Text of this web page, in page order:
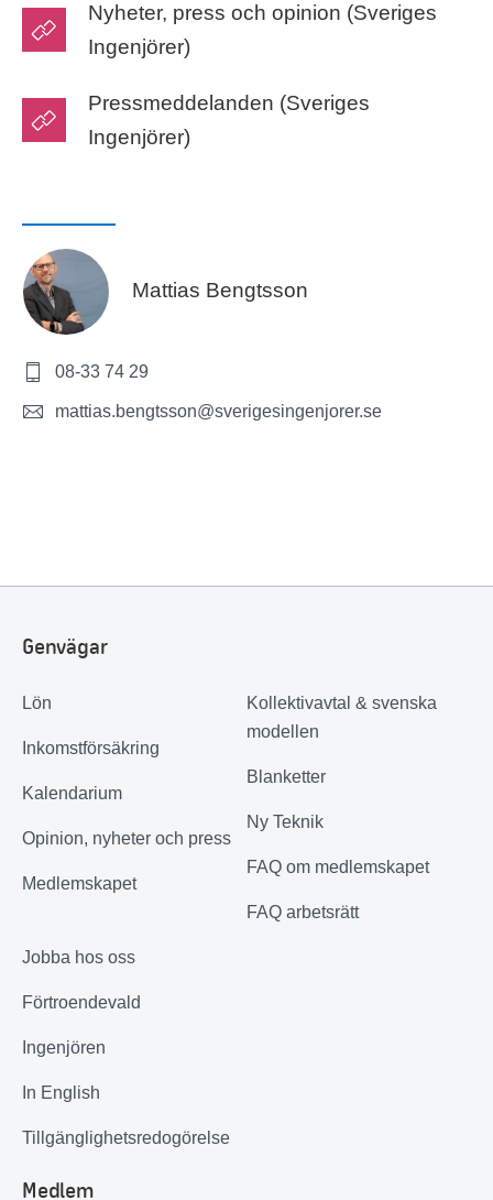
Nyheter, press och opinion (Sveriges
Ingenjörer)
Pressmeddelanden (Sveriges
Ingenjörer)
Mattias Bengtsson
08-33 74 29
mattias.bengtsson@sverigesingenjorer.se
Genvägar
Lön
Inkomstförsäkring
Kalendarium
Opinion, nyheter och press
Medlemskapet
Kollektivavtal & svenska
modellen
Blanketter
Ny Teknik
FAQ om medlemskapet
FAQ arbetsrätt
Jobba hos oss
Förtroendevald
Ingenjören
In English
Tillgänglighetsredogörelse
Medlem